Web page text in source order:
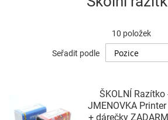
10 položek
Seřadit podle
ŠKOLNÍ Razítko
JMENOVKA
+ dárečky